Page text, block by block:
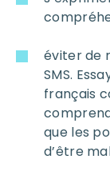
éviter de
SMS.
français
que les
d’être